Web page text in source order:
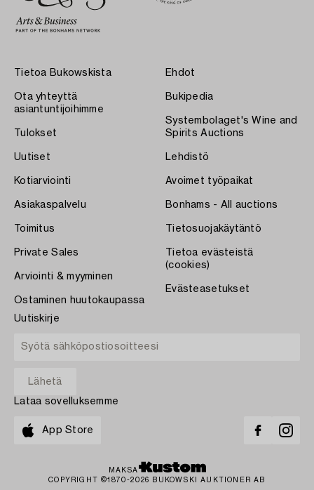
Tietoa Bukowskista
Ota yhteyttä
asiantuntijoihimme
Tulokset
Uutiset
Kotiarviointi
Asiakaspalvelu
Toimitus
Private Sales
Arviointi & myyminen
Ostaminen huutokaupassa
Ehdot
Bukipedia
Systembolaget's Wine and
Spirits Auctions
Lehdistö
Avoimet työpaikat
Bonhams - All auctions
Tietosuojakäytäntö
Tietoa evästeistä
(cookies)
Evästeasetukset
Uutiskirje
Lataa sovelluksemme
App Store
MAKSA
COPYRIGHT ©1870-2026 BUKOWSKI AUKTIONER AB